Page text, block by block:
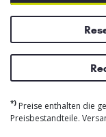
*) Preise enthalten die
Preisbestandteile.